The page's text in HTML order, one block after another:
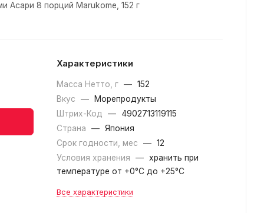
Асари 8 порций Marukome, 152 г
Характеристики
Масса Нетто, г — 152
Вкус
—
Морепродукты
Штрих-Код
—
4902713119115
Страна
— Япония
Срок годности, мес
— 12
Условия хранения
— хранить при
температуре от +0°С до +25°С
Все характеристики